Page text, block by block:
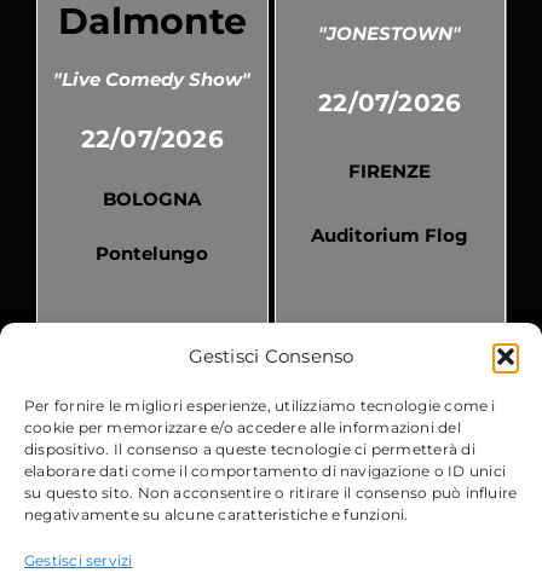
Gestisci Consenso
Per fornire le migliori esperienze, utilizziamo tecnologie come i
cookie per memorizzare e/o accedere alle informazioni del
dispositivo. Il consenso a queste tecnologie ci permetterà di
elaborare dati come il comportamento di navigazione o ID unici
su questo sito. Non acconsentire o ritirare il consenso può influire
negativamente su alcune caratteristiche e funzioni.
Gestisci servizi
Dalmonte
"Live Comedy Show"
22/07/2026
BOLOGNA
Pontelungo
"JONESTOWN"
22/07/2026
FIRENZE
Auditorium Flog